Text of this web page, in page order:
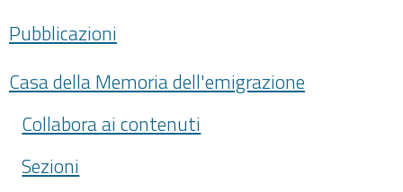
Pubblicazioni
Casa della Memoria dell'emigrazione
Collabora ai contenuti
Sezioni